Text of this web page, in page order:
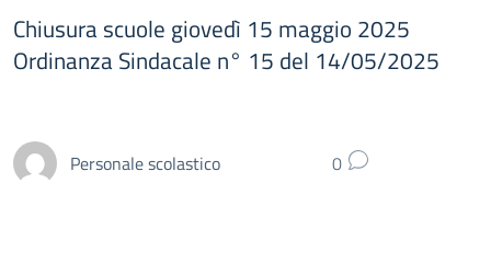
Chiusura scuole giovedì 15 maggio 2025
Ordinanza Sindacale n° 15 del 14/05/2025
Personale scolastico 0